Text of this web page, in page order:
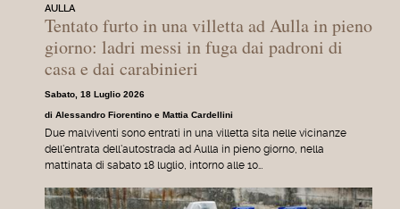
AULLA
Tentato furto in una villetta ad Aulla in pieno
giorno: ladri messi in fuga dai padroni di
casa e dai carabinieri
Sabato, 18 Luglio 2026
di Alessandro Fiorentino e Mattia Cardellini
Due malviventi sono entrati in una villetta sita nelle vicinanze
dell'entrata dell'autostrada ad Aulla in pieno giorno, nella
mattinata di sabato 18 luglio, intorno alle 10…